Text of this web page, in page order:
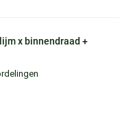
x binnendraad +